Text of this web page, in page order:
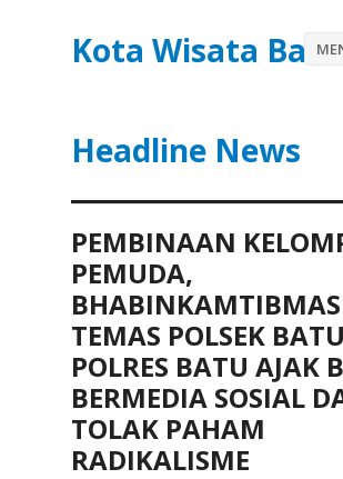
Kota Wisata Batu
Headline News
PEMBINAAN
PEMUDA,
BHABINKAMTIBMAS
TEMAS POLSEK BATU
POLRES BATU AJAK
BERMEDIA SOSIAL
TOLAK PAHAM
RADIKALISME